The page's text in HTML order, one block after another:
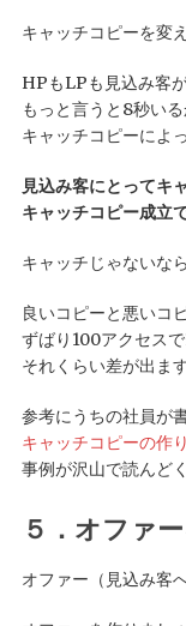
キャッチコピーを変
HPもLPも見込み客
もっと言うと8秒い
キャッチコピーによ
見込み客にとってキ
キャッチコピー成立で
キャッチじゃないな
良いコピーと悪いコ
ずばり100アクセス
それくらい差が出ます
参考にうちの社員が
キャッチコピーの作
事例が沢山で読んど
５．オファ
オファー（見込み客